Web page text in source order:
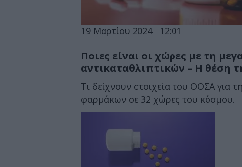
19 Μαρτίου 2024 12:01
Ποιες είναι οι χώρες με τη
αντικαταθλιπτικών – Η θέση
Τι δείχνουν στοιχεία του ΟΟΣΑ για
φαρμάκων σε 32 χώρες του κόσμου.